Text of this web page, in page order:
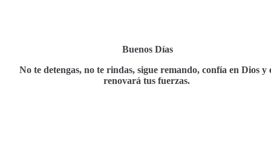
Buenos Días
No te detengas, no te rindas, sigue remando, confía en Dios y
renovará tus fuerzas.